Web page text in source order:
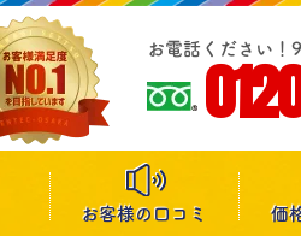
お電話ください
お客様の口コミ 価